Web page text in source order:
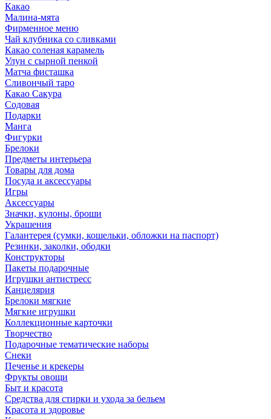
Какао
Малина-мята
Фирменное меню
Чай клубника со сливками
Какао соленая карамель
Улун с сырной пенкой
Матча фисташка
Сливончый таро
Какао Сакура
Содовая
Подарки
Манга
Фигурки
Брелоки
Предметы интерьера
Товары для дома
Посуда и аксессуары
Игры
Аксессуары
Значки, кулоны, броши
Украшения
Галантерея (сумки, кошельки, обложки на паспорт)
Резинки, заколки, ободки
Конструкторы
Пакеты подарочные
Игрушки антистресс
Канцелярия
Брелоки мягкие
Мягкие игрушки
Коллекционные карточки
Творчество
Подарочные тематические наборы
Снеки
Печенье и крекеры
Фрукты овощи
Быт и красота
Средства для стирки и ухода за бельем
Красота и здоровье